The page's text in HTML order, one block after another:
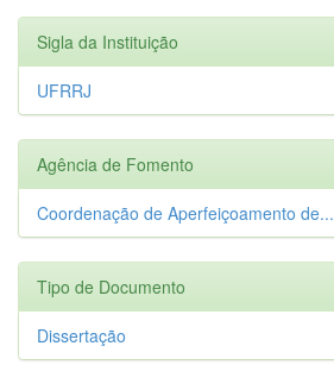
Sigla da Instituição
UFRRJ
Agência de Fomento
Coordenação de Aperfeiçoamento de...
Tipo de Documento
Dissertação